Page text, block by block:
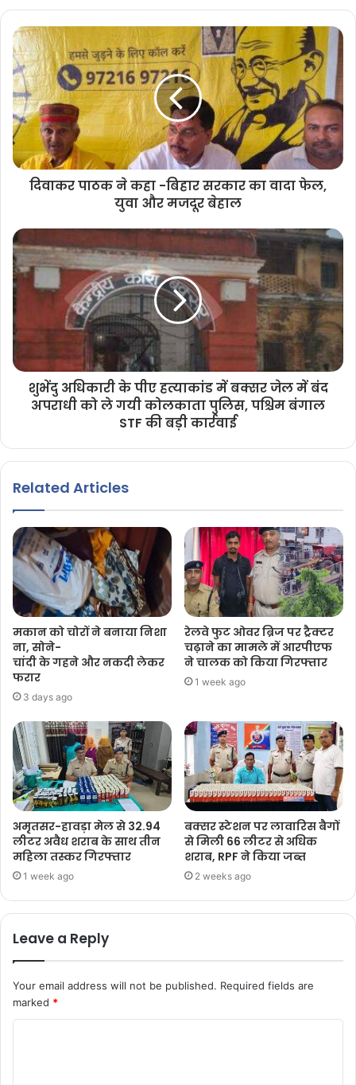
b
s
i
t
e
दिवाकर पाठक ने कहा -बिहार सरकार का वादा फेल,
युवा और मजदूर बेहाल
शुभेंदु अधिकारी के पीए हत्याकांड में बक्सर जेल में बंद
अपराधी को ले गयी कोलकाता पुलिस, पश्चिम बंगाल
STF की बड़ी कार्रवाई
Related Articles
मकान को चोरों ने बनाया निशा
ना, सोने-
चांदी के गहने और नकदी लेकर
फरार
3 days ago
रेलवे फुट ओवर ब्रिज पर ट्रैक्टर
चढ़ाने का मामले में आरपीएफ
ने चालक को किया गिरफ्तार
1 week ago
अमृतसर-हावड़ा मेल से 32.94
लीटर अवैध शराब के साथ तीन
महिला तस्कर गिरफ्तार
1 week ago
बक्सर स्टेशन पर लावारिस बैगों
से मिली 66 लीटर से अधिक
शराब, RPF ने किया जब्त
2 weeks ago
Leave a Reply
Your email address will not be published. Required fields are
marked *